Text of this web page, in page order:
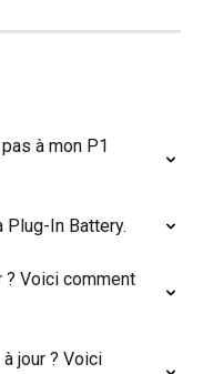
à mon P1
In Battery.
? Voici comment
jour ? Voici